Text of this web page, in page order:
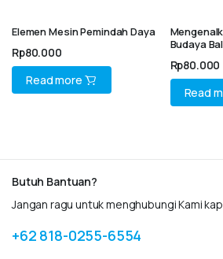
Elemen Mesin Pemindah Daya
Rp80.000
Read more
Budaya
Rp80.000
Read
Butuh Bantuan?
Jangan ragu untuk menghubungi Kami
+62 818-0255-6554